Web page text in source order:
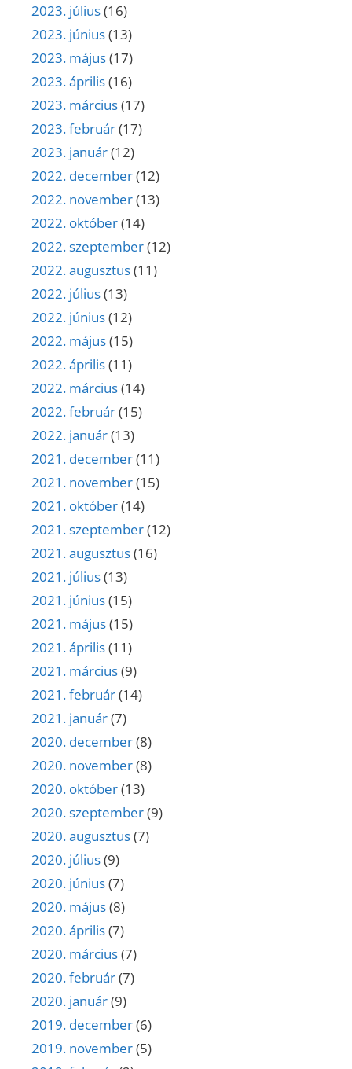
2023. július(16)
2023. június(13)
2023. május(17)
2023. április(16)
2023. március(17)
2023. február(17)
2023. január(12)
2022. december(12)
2022. november(13)
2022. október(14)
2022. szeptember(12)
2022. augusztus(11)
2022. július(13)
2022. június(12)
2022. május(15)
2022. április(11)
2022. március(14)
2022. február(15)
2022. január(13)
2021. december(11)
2021. november(15)
2021. október(14)
2021. szeptember(12)
2021. augusztus(16)
2021. július(13)
2021. június(15)
2021. május(15)
2021. április(11)
2021. március(9)
2021. február(14)
2021. január(7)
2020. december(8)
2020. november(8)
2020. október(13)
2020. szeptember(9)
2020. augusztus(7)
2020. július(9)
2020. június(7)
2020. május(8)
2020. április(7)
2020. március(7)
2020. február(7)
2020. január(9)
2019. december(6)
2019. november(5)